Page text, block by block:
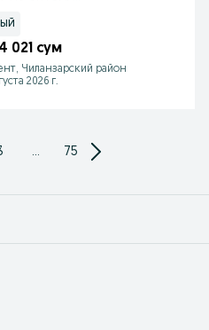
021 сум
Чиланзарский район
2026 г.
... 75